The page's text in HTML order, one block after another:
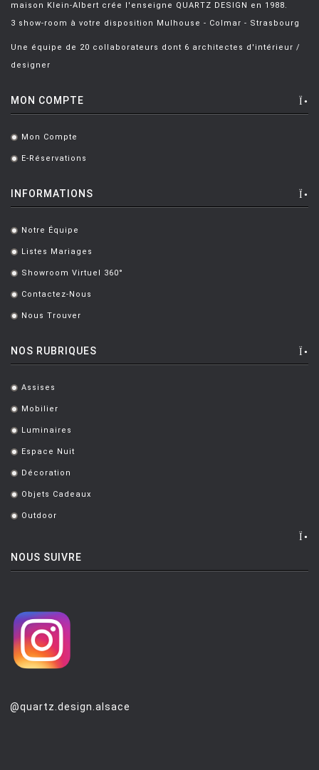
maison Klein-Albert crée l'enseigne QUARTZ DESIGN en 1988.
3 show-room à votre disposition Mulhouse - Colmar - Strasbourg
Une équipe de 20 collaborateurs dont 6 architectes d'intérieur /
designer
MON COMPTE
. Mon Compte
. E-Réservations
INFORMATIONS
. Notre Équipe
. Listes Mariages
. Showroom Virtuel 360°
. Contactez-Nous
. Nous Trouver
NOS RUBRIQUES
. Assises
. Mobilier
. Luminaires
. Espace Nuit
. Décoration
. Objets Cadeaux
. Outdoor
NOUS SUIVRE
@quartz.design.alsace